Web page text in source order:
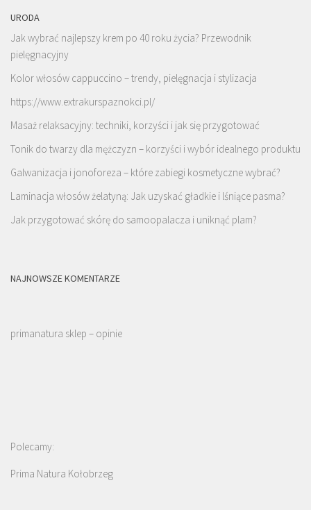
URODA
Jak wybrać najlepszy krem po 40 roku życia? Przewodnik
pielęgnacyjny
Kolor włosów cappuccino – trendy, pielęgnacja i stylizacja
https://www.extrakurspaznokci.pl/
Masaż relaksacyjny: techniki, korzyści i jak się przygotować
Tonik do twarzy dla mężczyzn – korzyści i wybór idealnego produktu
Galwanizacja i jonoforeza – które zabiegi kosmetyczne wybrać?
Laminacja włosów żelatyną: Jak uzyskać gładkie i lśniące pasma?
Jak przygotować skórę do samoopalacza i uniknąć plam?
NAJNOWSZE KOMENTARZE
primanatura sklep – opinie
Polecamy:
Prima Natura Kołobrzeg